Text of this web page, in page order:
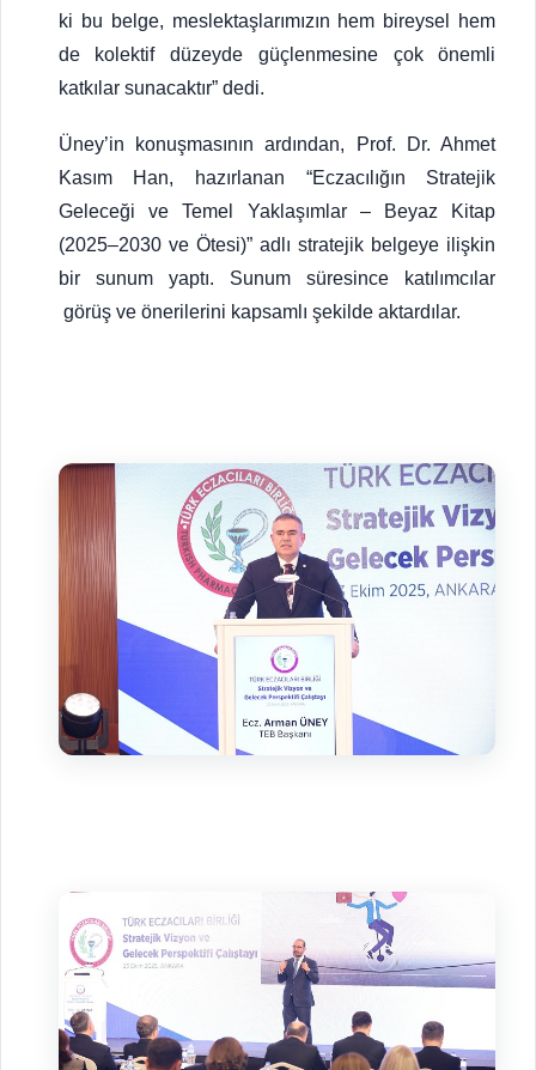
ki bu belge, meslektaşlarımızın hem bireysel hem
de kolektif düzeyde güçlenmesine çok önemli
katkılar sunacaktır” dedi.
Üney’in konuşmasının ardından, Prof. Dr. Ahmet
Kasım Han, hazırlanan “Eczacılığın Stratejik
Geleceği ve Temel Yaklaşımlar – Beyaz Kitap
(2025–2030 ve Ötesi)” adlı stratejik belgeye ilişkin
bir sunum yaptı. Sunum süresince katılımcılar
görüş ve önerilerini kapsamlı şekilde aktardılar.